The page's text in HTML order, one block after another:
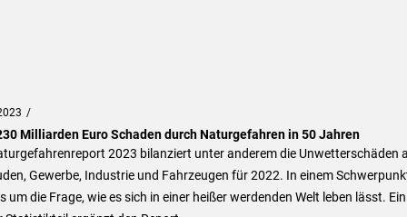
Milliarden Euro Schaden durch Naturgefahren in 50 Jahren
2023 bilanziert unter anderem die Unwetterschäden
Gewerbe, Industrie und Fahrzeugen für 2022. In einem
um die Frage, wie es sich in einer heißer werdenden Welt leben lässt. Ein